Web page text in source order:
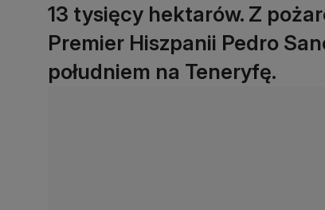
13 tysięcy hektarów. Z
Premier Hiszpanii Pedro
południem na Teneryfę.